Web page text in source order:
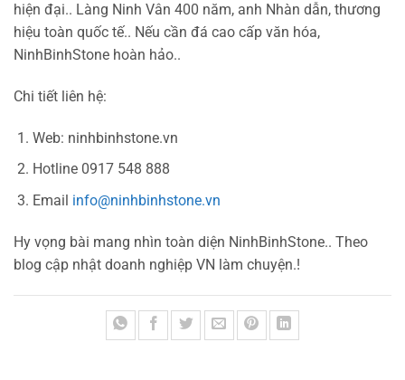
hiện đại.. Làng Ninh Vân 400 năm, anh Nhàn dẫn, thương
hiệu toàn quốc tế.. Nếu cần đá cao cấp văn hóa,
NinhBinhStone hoàn hảo..
Chi tiết liên hệ:
Web: ninhbinhstone.vn
Hotline 0917 548 888
Email info@ninhbinhstone.vn
Hy vọng bài mang nhìn toàn diện NinhBinhStone.. Theo
blog cập nhật doanh nghiệp VN làm chuyện.!